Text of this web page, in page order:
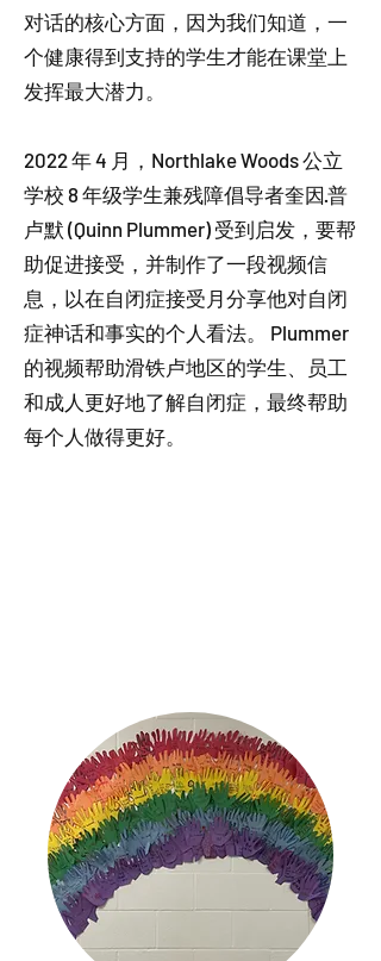
对话的核心方面，因为我们知道，一
个健康得到支持的学生才能在课堂上
发挥最大潜力。
2022 年 4 月，Northlake Woods 公立
学校 8 年级学生兼残障倡导者奎因·普
卢默 (Quinn Plummer) 受到启发，要帮
助促进接受，并制作了一段视频信
息，以在自闭症接受月分享他对自闭
症神话和事实的个人看法。 Plummer
的视频帮助滑铁卢地区的学生、员工
和成人更好地了解自闭症，最终帮助
每个人做得更好。